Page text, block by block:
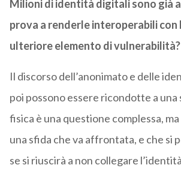
Milioni di identità digitali sono già
prova a renderle interoperabili con
ulteriore elemento di vulnerabilità?
Il discorso dell’anonimato e delle
poi possono essere ricondotte a una
fisica è una questione complessa,
una sfida che va affrontata, e che si
se si riuscirà a non collegare